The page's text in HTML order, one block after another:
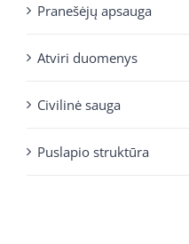
Pranešėjų apsauga
Atviri duomenys
Civilinė sauga
Puslapio struktūra